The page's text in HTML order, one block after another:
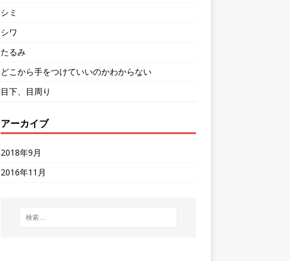
シミ
シワ
たるみ
どこから手をつけていいのかわからない
目下、目周り
アーカイブ
2018年9月
2016年11月